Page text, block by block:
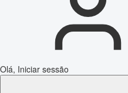
Olá, Iniciar sessão